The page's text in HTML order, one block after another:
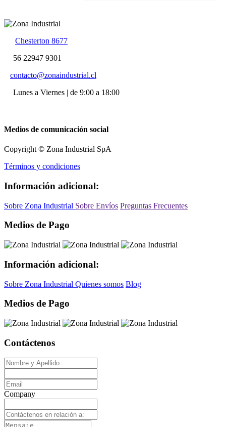
Chesterton 8677
56 22947 9301
contacto@zonaindustrial.cl
Lunes a Viernes | de 9:00 a 18:00
Medios de comunicación social
Copyright © Zona Industrial SpA
Términos y condiciones
Información adicional:
Sobre Zona Industrial Sobre Envíos Preguntas Frecuentes
Medios de Pago
Información adicional:
Sobre Zona Industrial Quienes somos Blog
Medios de Pago
Contáctenos
Company